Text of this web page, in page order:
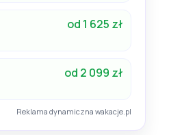
od 1 625 zł
od 2 099 zł
Reklama dynamiczna wakacje.pl